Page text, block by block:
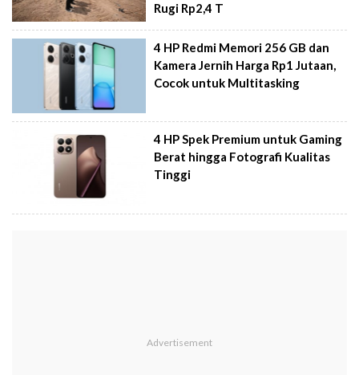
Rugi Rp2,4 T
4 HP Redmi Memori 256 GB dan
Kamera Jernih Harga Rp1 Jutaan,
Cocok untuk Multitasking
4 HP Spek Premium untuk Gaming
Berat hingga Fotografi Kualitas
Tinggi